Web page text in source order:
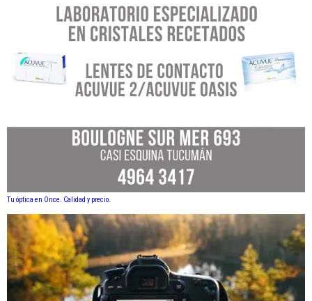
Tu óptica en Once. Calidad y precio.